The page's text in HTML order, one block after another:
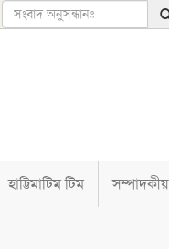
হাট্টিমাটিম টিম সম্পাদকীয়